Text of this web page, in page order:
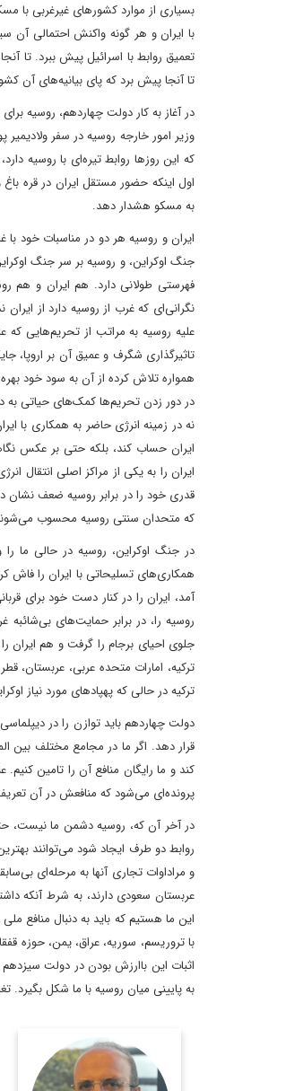
بسیاری از موارد کشورهای غیرغربی با
با ایران و هر گونه واکنش احتمالی
تعمیق روابط با اسرائیل پیش ببرد. تا
تا آنجا پیش برد که پای بیانیه‌های آن
در آغاز به کار دولت چهاردهم، روسیه
وزیر امور خارجه روسیه در سفر
که این روزها روابط تیره‌ای با روسیه
اول اینکه حضور مستقل ایران در قره
به مسکو هشدار دهد.
ایران و روسیه هر دو در مناسبات خود
جنگ اوکراین، و روسیه بر سر جنگ
فهرستی طولانی دارد. هم ایران و هم
نگرانی‌ای که غرب از روسیه دارد از
علیه روسیه به مراتب از تحریم‌هایی که
تاثیرگذاری شگرف و عمیق آن بر اروپا،
همواره تلاش کرده از آن به سود خود
در دور زدن تحریم‌ها کمک‌های حیاتی به
نه در زمینه انرژی حاضر به همکاری
ایران حساب کند، بلکه حتی بر عکس
ایران را به یکی از مراکز اصلی انتقال
قدری خود را در برابر روسیه ضعف نشان
که متحدان سنتی روسیه محسوب
در جنگ اوکراین، روسیه در حالی ما
همکاری‌های تسلیحاتی با ایران را فاش
آمد، ایران را در کنار دست خود برای
روسیه را، در برابر حمایت‌های بی‌شائبه
جلوی احیای برجام را گرفت و هم ایران
ترکیه، امارات متحده عربی، عربستان،
ترکیه در حالی که پهپادهای مورد نیاز
قرار دهد. اگر ما در مجامع مختلف بین
کند و ما رایگان منافع آن را تامین
پرونده‌ای می‌شود که منافعش در آن
در آخر آن که، روسیه دشمن ما نیست،
روابط دو طرف ایجاد شود می‌توانند
و مراداوات تجاری آنها به مرحله‌ای
عربستان سعودی دارند، به شرط آنکه
این ما هستیم که باید به دنبال منافع
با تروریسم، سوریه، عراق، یمن، حوزه
اثبات این باارزش بودن در دولت
به پایینی میان روسیه با ما شکل بگیرد.
روزنامه نگار، نویسنده،